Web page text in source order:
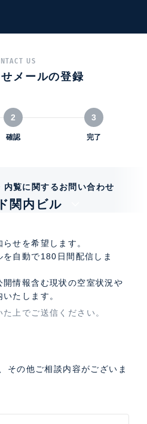
US
メールの登録
2
確認
3
完了
内覧に関するお問い合わせ
関内ビル
せを希望します。
を自動で180日間配信しま
開情報含む現状の空室状況や
たします。
上でご送信ください。
その他ご相談内容がございま